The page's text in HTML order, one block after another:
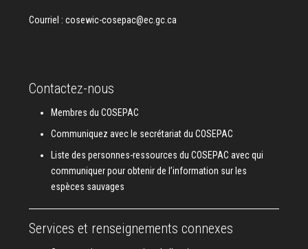
Courriel : cosewic-cosepac@ec.gc.ca
Contactez-nous
Membres du COSEPAC
Communiquez avec le secrétariat du COSEPAC
Liste des personnes-ressources du COSEPAC avec qui
communiquer pour obtenir de l’information sur les
espèces sauvages
Services et renseignements connexes